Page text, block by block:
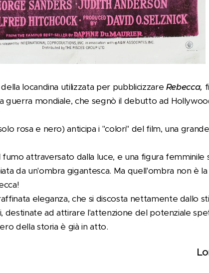
locandina utilizzata per pubblicizzare Rebecca,
guerra mondiale, che segnò il debutto ad
rosa e nero) anticipa i "colori" del film, una
attraversato dalla luce, e una figura femminile
da un'ombra gigantesca. Ma quell'ombra non è
eleganza, che si discosta nettamente dallo
destinate ad attirare l'attenzione del potenziale
della storia è già in atto.